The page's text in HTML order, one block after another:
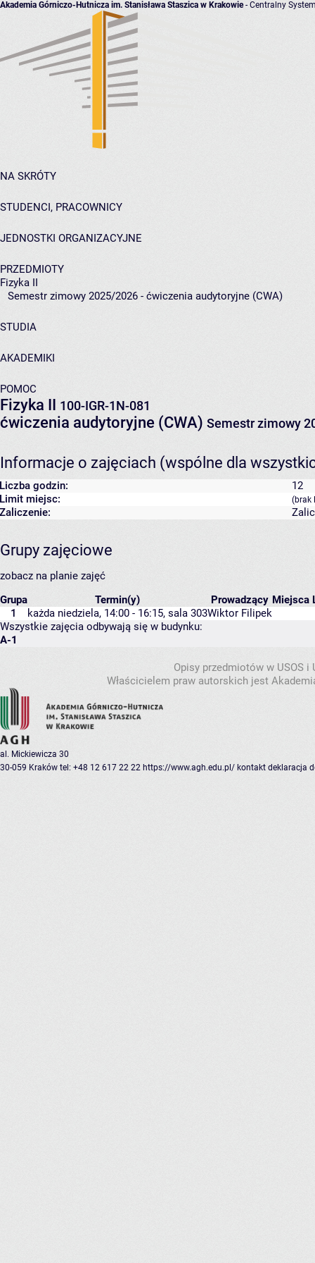
Akademia Górniczo-Hutnicza im. Stanisława Staszica w Krakowie- Centralny
NA SKRÓTY
STUDENCI, PRACOWNICY
JEDNOSTKI ORGANIZACYJNE
PRZEDMIOTY
Fizyka II
Semestr zimowy 2025/2026 - ćwiczenia audytoryjne (CWA)
STUDIA
AKADEMIKI
POMOC
Fizyka II 100-IGR-1N-081
ćwiczenia audytoryjne (CWA) Semestr zimowy
Informacje o zajęciach (wspólne dla
Liczba godzin:
12
Limit miejsc:
(brak
Zaliczenie:
Grupy zajęciowe
zobacz na planie zajęć
Grupa
Termin(y) Prowadzący Miejsca
1
każda niedziela, 14:00 - 16:15, sala 303Wiktor Filipek
Wszystkie zajęcia odbywają się w budynku:
A-1
Opisy przedmiotów w USOS
Właścicielem praw autorskich jest
al. Mickiewicza 30
30-059 Kraków tel: +48 12 617 22 22 https://www.agh.edu.pl/ kontakt deklaracja